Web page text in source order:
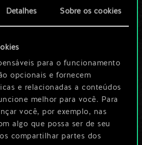
Detalhes Sobre os cookies
para o funcionamento
opcionais e fornecem
e relacionadas a conteúdos
melhor para você. Para
você, por exemplo, nas
algo que possa ser de seu
compartilhar partes dos
dá para
mais!
para este baralho e crie